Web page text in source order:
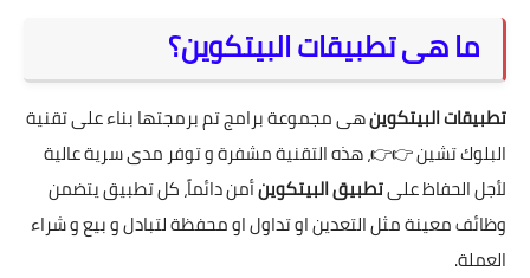
ما هى تطبيقات البيتكوين؟
تطبيقات البيتكوينهى مجموعة برامج تم برمجتها بناء علىتقنية
البلوك تشين👉👉، هذه التقنية مشفرة و توفر مدى سرية عالية
لأجل الحفاظ علىتطبيق البيتكوينأمن دائماً، كل تطبيق يتضمن
وظائف معينة مثل التعدين او تداول او محفظة لتبادل و بيع و شراء
العملة.